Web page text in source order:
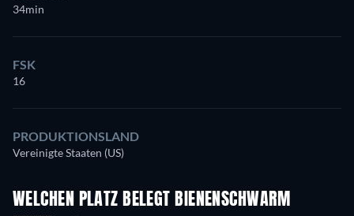
34min
FSK
16
PRODUKTIONSLAND
Vereinigte Staaten (US)
WELCHEN PLATZ BELEGT BIENENSCHWARM